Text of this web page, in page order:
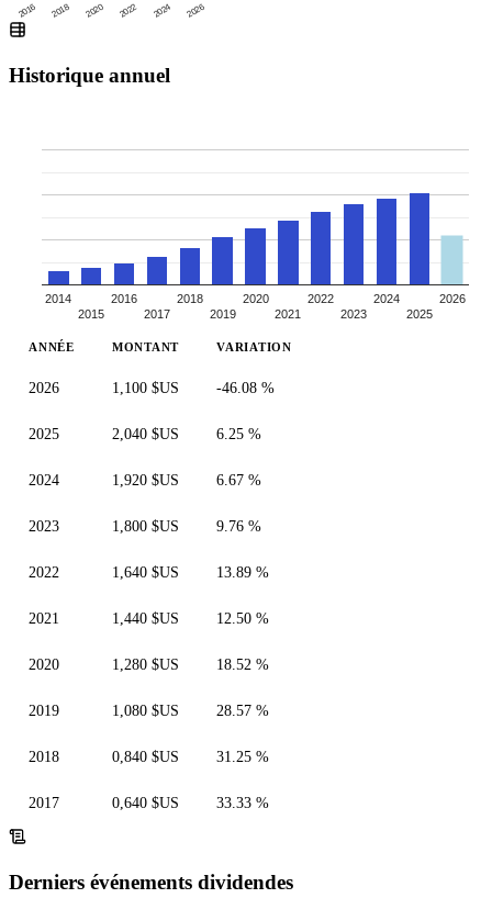
2016 2018 2020 2022 2024 2026
Historique annuel
2014
2015
2016
2017
2018
2019
2020
2021
2022
2023
2024
2025
2026
ANNÉE MONTANT VARIATION
2026 1,100 $US -46.08 %
2025 2,040 $US 6.25 %
2024 1,920 $US 6.67 %
2023 1,800 $US 9.76 %
2022 1,640 $US 13.89 %
2021 1,440 $US 12.50 %
2020 1,280 $US 18.52 %
2019 1,080 $US 28.57 %
2018 0,840 $US 31.25 %
2017 0,640 $US 33.33 %
Derniers événements dividendes